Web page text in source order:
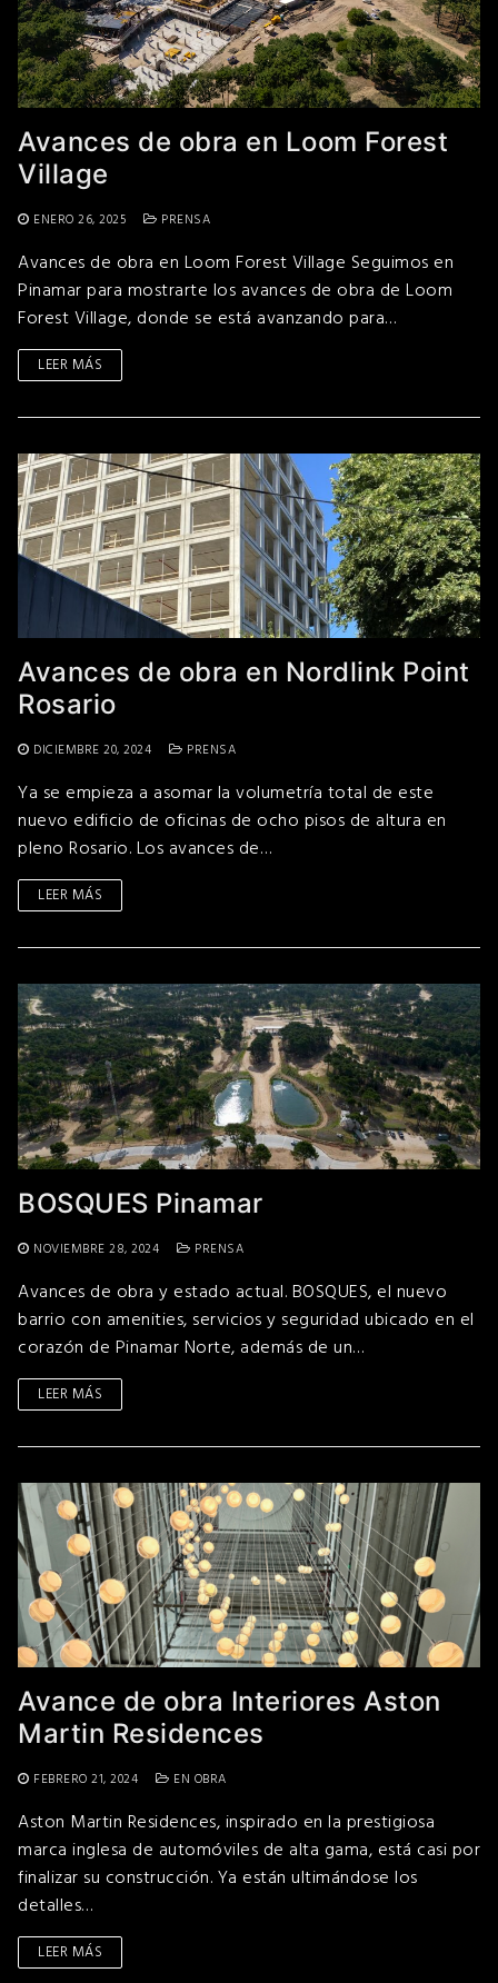
Avances de obra en Loom Forest
Village
ENERO 26, 2025 PRENSA
Avances de obra en Loom Forest Village Seguimos en
Pinamar para mostrarte los avances de obra de Loom
Forest Village, donde se está avanzando para…
LEER MÁS
Avances de obra en Nordlink Point
Rosario
DICIEMBRE 20, 2024 PRENSA
Ya se empieza a asomar la volumetría total de este
nuevo edificio de oficinas de ocho pisos de altura en
pleno Rosario. Los avances de…
LEER MÁS
BOSQUES Pinamar
NOVIEMBRE 28, 2024 PRENSA
Avances de obra y estado actual. BOSQUES, el nuevo
barrio con amenities, servicios y seguridad ubicado en el
corazón de Pinamar Norte, además de un…
LEER MÁS
Avance de obra Interiores Aston
Martin Residences
FEBRERO 21, 2024 EN OBRA
Aston Martin Residences, inspirado en la prestigiosa
marca inglesa de automóviles de alta gama, está casi por
finalizar su construcción. Ya están ultimándose los
detalles…
LEER MÁS